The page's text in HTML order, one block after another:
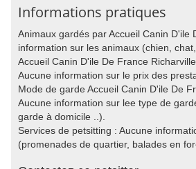
Informations pratiques
Animaux gardés par Accueil Canin D'ile
information sur les animaux (chien,
Accueil Canin D'ile De France
Aucune information sur le prix des
Mode de garde Accueil Canin D'ile De
Aucune information sur lee type de
garde à domicile ..).
Services de petsitting : Aucune
(promenades de quartier, balades en